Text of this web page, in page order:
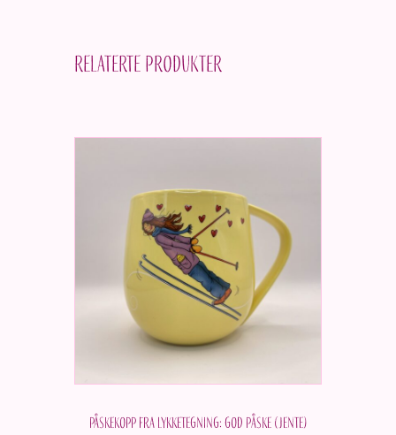
Relaterte produkter
Påskekopp fra Lykketegning: God påske (Jente)